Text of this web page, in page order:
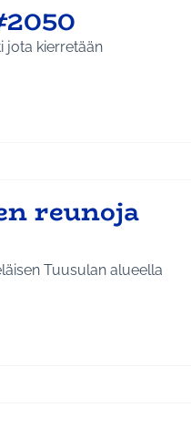
jota kierretään
reunoja
Tuusulan alueella
harrastukset